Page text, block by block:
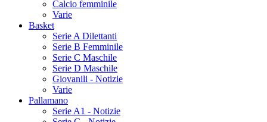
Calcio femminile
Varie
Basket
Serie A Dilettanti
Serie B Femminile
Serie C Maschile
Serie D Maschile
Giovanili - Notizie
Varie
Pallamano
Serie A1 - Notizie